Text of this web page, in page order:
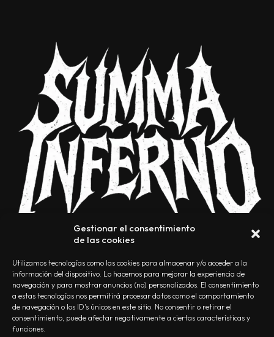
Gestionar el consentimiento
de las cookies
Utilizamos tecnologías como las cookies para almacenar y/o acceder a la
información del dispositivo. Lo hacemos para mejorar la experiencia de
navegación y para mostrar anuncios (no) personalizados. El consentimiento
a estas tecnologías nos permitirá procesar datos como el comportamiento
de navegación o los ID's únicos en este sitio. No consentir o retirar el
consentimiento, puede afectar negativamente a ciertas características y
funciones.
NOSOTROS CONTACTO EDITORIAL POLÍTICA DE PRIVACIDAD